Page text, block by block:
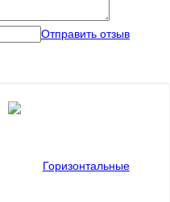
Отправить отзыв